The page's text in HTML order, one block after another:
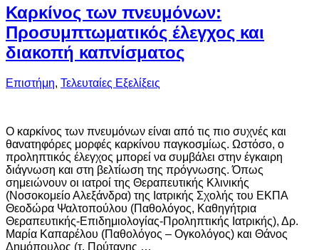
Καρκίνος των πνευμόνων:
Προσυμπτωματικός έλεγχος και
διακοπή καπνίσματος
Επιστήμη, Τελευταίες Εξελίξεις
Ο καρκίνος των πνευμόνων είναι από τις πιο συχνές και
θανατηφόρες μορφές καρκίνου παγκοσμίως. Ωστόσο, ο
προληπτικός έλεγχος μπορεί να συμβάλει στην έγκαιρη
διάγνωση και στη βελτίωση της πρόγνωσης. Όπως
σημειώνουν οι ιατροί της Θεραπευτικής Κλινικής
(Νοσοκομείο Αλεξάνδρα) της Ιατρικής Σχολής του ΕΚΠΑ
Θεοδώρα Ψαλτοπούλου (Παθολόγος, Καθηγήτρια
Θεραπευτικής-Επιδημιολογίας-Προληπτικής Ιατρικής), Δρ.
Μαρία Καπαρέλου (Παθολόγος – Ογκολόγος) και Θάνος
Δημόπουλος (τ. Πρύτανης …